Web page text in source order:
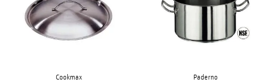
Cookmax Paderno